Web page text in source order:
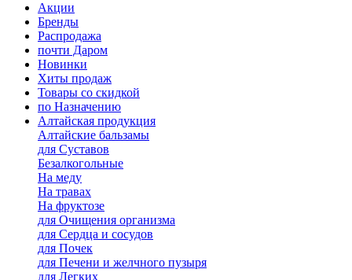
Акции
Бренды
Распродажа
почти Даром
Новинки
Хиты продаж
Товары со скидкой
по Назначению
Алтайская продукция
Алтайские бальзамы
для Суставов
Безалкогольные
На меду
На травах
На фруктозе
для Очищения организма
для Сердца и сосудов
для Почек
для Печени и желчного пузыря
для Легких